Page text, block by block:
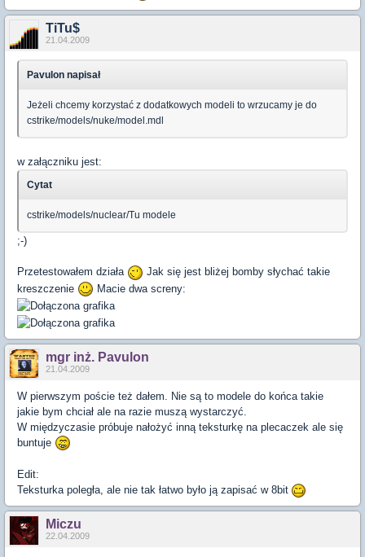
TiTu$
21.04.2009
Pavulon napisał
Jeżeli chcemy korzystać z dodatkowych modeli to wrzucamy je do
cstrike/models/nuke/model.mdl
w załączniku jest:
Cytat
cstrike/models/nuclear/Tu modele
;-)
Przetestowałem działa
Jak się jest bliżej bomby słychać takie
kreszczenie
Macie dwa screny:
mgr inż. Pavulon
21.04.2009
W pierwszym poście też dałem. Nie są to modele do końca takie
jakie bym chciał ale na razie muszą wystarczyć.
W międzyczasie próbuje nałożyć inną teksturkę na plecaczek ale się
buntuje
Edit:
Teksturka poległa, ale nie tak łatwo było ją zapisać w 8bit
Miczu
22.04.2009